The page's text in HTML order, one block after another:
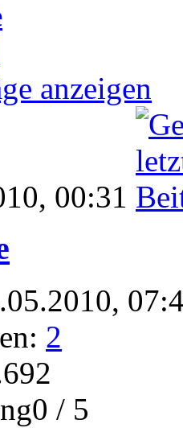
anzeigen
00:31
2
/ 5